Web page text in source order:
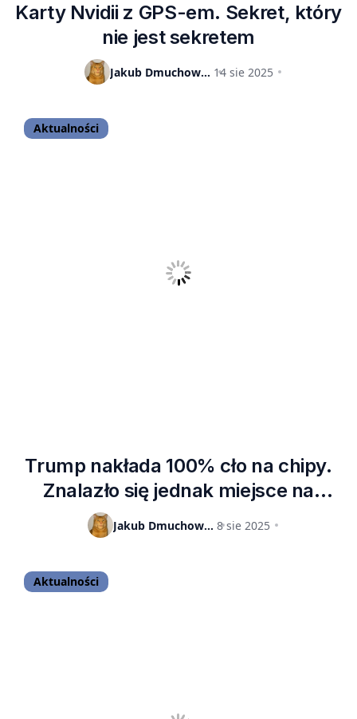
Karty Nvidii z GPS-em. Sekret, który
nie jest sekretem
Jakub Dmuchowski 14 sie 2025
Aktualności
Trump nakłada 100% cło na chipy.
Znalazło się jednak miejsce na
wyjątekJakub Dmuchowski 8 sie 2025
Aktualności